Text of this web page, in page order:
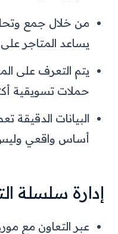
من خلال جمع
يساعد المتاجر
يتم التعرف على
حملات تسويقية
البيانات الدقيقة
أساس واقعي
إدارة سلسلة
عبر التعاون مع